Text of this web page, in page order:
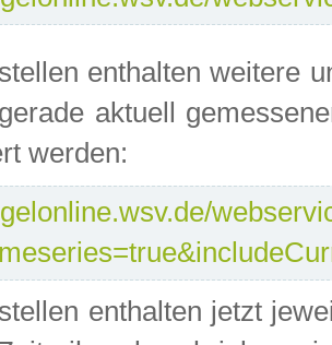
enthalten weitere
aktuell
werden:
enthalten jetzt